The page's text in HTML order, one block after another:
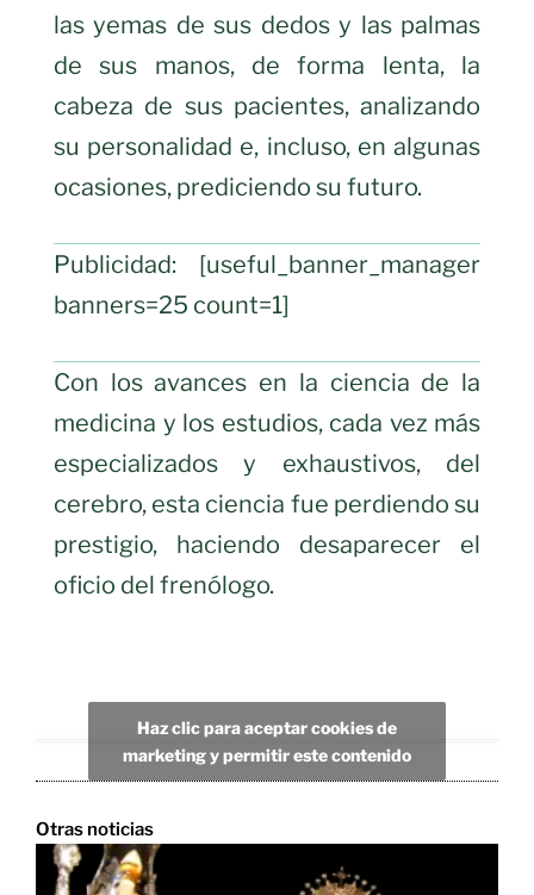
las yemas de sus dedos y las palmas
de sus manos, de forma lenta, la
cabeza de sus pacientes, analizando
su personalidad e, incluso, en algunas
ocasiones, prediciendo su futuro.
Publicidad: [useful_banner_manager
banners=25 count=1]
Con los avances en la ciencia de la
medicina y los estudios, cada vez más
especializados y exhaustivos, del
cerebro, esta ciencia fue perdiendo su
prestigio, haciendo desaparecer el
oficio del frenólogo.
Haz clic para aceptar cookies de
marketing y permitir este contenido
Otras noticias